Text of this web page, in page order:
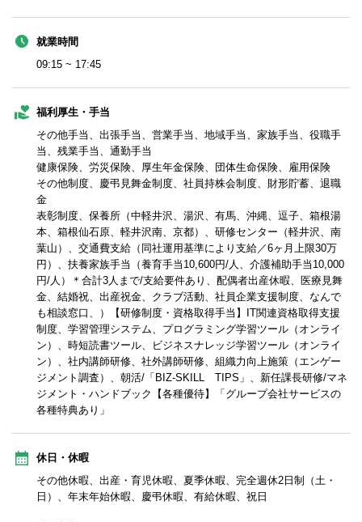
就業時間
09:15 ~ 17:45
福利厚生・手当
その他手当、出張手当、営業手当、地域手当、家族手当、役職手
当、残業手当、通勤手当
健康保険、労災保険、厚生年金保険、団体生命保険、雇用保険
その他制度、慶弔見舞金制度、社員持株会制度、財形貯蓄、退職
金
表彰制度、保養所（中軽井沢、湯沢、有馬、沖縄、逗子、箱根湯
本、箱根仙石原、軽井沢南、京都）、研修センター（軽井沢、南
葉山）、交通費支給（同社運用基準により支給／6ヶ月上限30万
円）、扶養家族手当（養育手当10,600円/人、介護補助手当10,000
円/人）＊合計3人まで/支給要件あり、配偶者出産休暇、医療見舞
金、結婚祝、出産祝金、クラブ活動、社員企業支援制度、なんで
も相談窓口、）【研修制度・資格取得手当】IT関連資格取得支援
制度、学習管理システム、プログラミング学習ツール（オンライ
ン）、時短読書ツール、ビジネスナレッジ学習ツール（オンライ
ン）、社内講師研修、社外講師研修、組織力向上施策（エンゲー
ジメント調査）、朝活/「BIZ-SKILL TIPS」、新任課長研修/マネ
ジメント・ハンドブック【各種優待】「グループ会社サービスの
各種特典あり」
休日・休暇
その他休暇、出産・育児休暇、夏季休暇、完全週休2日制（土・
日）、年末年始休暇、慶弔休暇、有給休暇、祝日